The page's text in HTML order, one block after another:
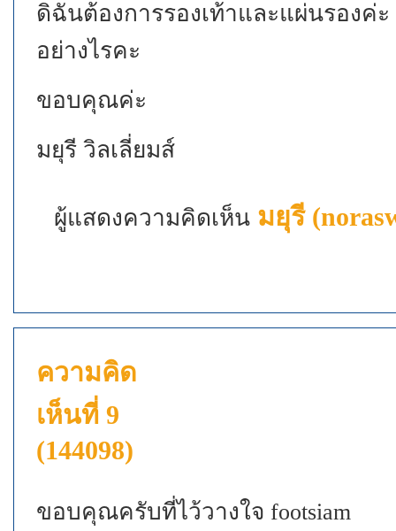
ดิฉันต้องการรองเท้าและแผ่นรองค่
อย่างไรคะ
ขอบคุณค่ะ
มยุรี วิลเลี่ยมส์
ผู้แสดงความคิดเห็น มยุรี
ความคิด
เห็นที่ 9
(144098)
ขอบคุณครับที่ไว้วางใจ footsiam